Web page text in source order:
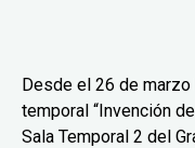
Desde el 26 de
temporal “Invención
Sala Temporal 2 del